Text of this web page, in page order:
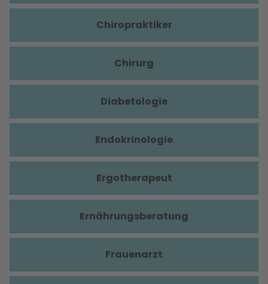
Chiropraktiker
Chirurg
Diabetologie
Endokrinologie
Ergotherapeut
Ernährungsberatung
Frauenarzt